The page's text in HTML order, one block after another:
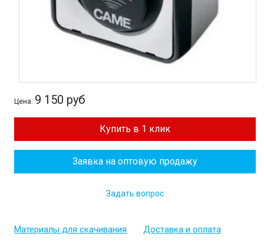
Цена: 9 150 руб
Купить в 1 клик
Заявка на оптовую продажу
Задать вопрос
Материалы для скачивания Доставка и оплата